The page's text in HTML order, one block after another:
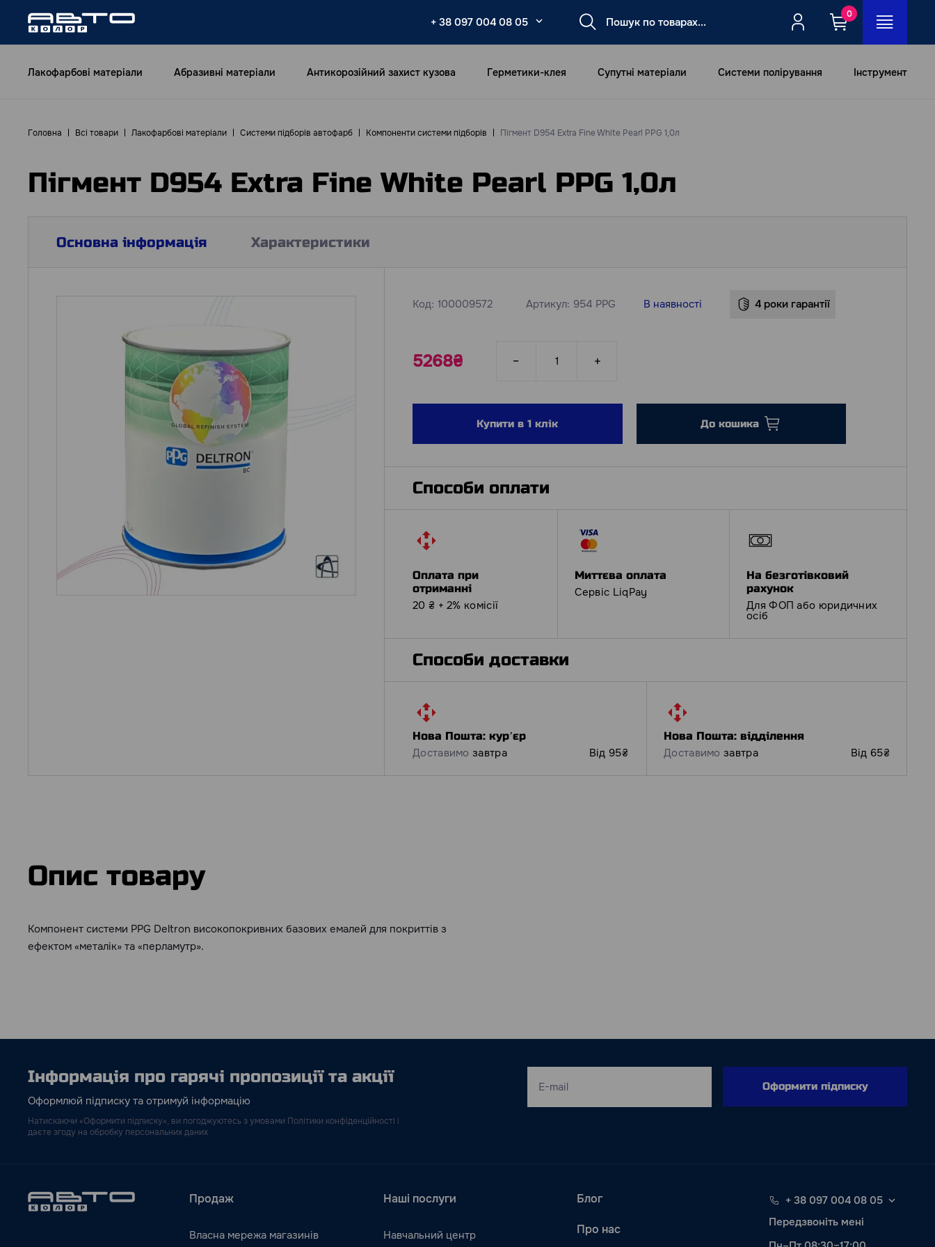
+ 38 097 004 08 05
0
Лакофарбові матеріали Абразивні матеріали Антикорозійний захист кузова Герметики-клея Супутні матеріали Системи полірування Інструмент
Головна Всі товари Лакофарбові матеріали Системи підборів автофарб Компоненти системи підборів Пігмент D954 Extra Fine White Pearl PPG 1,0л
Пігмент D954 Extra Fine White Pearl PPG 1,0л
Основна інформація Характеристики
Код: 100009572 Артикул: 954 PPG В наявності 4 роки гарантії
5268₴
Купити в 1 клік До кошика
Способи оплати
Оплата при
отриманні
20 ₴ + 2% комісії
Миттєва оплата
Сервіс LiqPay
На безготівковий
рахунок
Для ФОП або юридичних
осіб
Способи доставки
Нова Пошта: курʼєр
Доставимо завтра Від 95₴
Нова Пошта: відділення
Доставимо завтра Від 65₴
Опис товару
Компонент системи PPG Deltron високопокривних базових емалей для покриттів з
ефектом «металік» та «перламутр».
Інформація про гарячі пропозиції та акції
Оформлюй підписку та отримуй інформацію
Натискаючи «Оформити підписку», ви погоджуютесь з умовами Політики конфіденційності і
даєте згоду на обробку персональних даних
Оформити підписку
Продаж
Власна мережа магазинів
Наші послуги
Навчальний центр
Блог
Про нас
+ 38 097 004 08 05
Передзвоніть мені